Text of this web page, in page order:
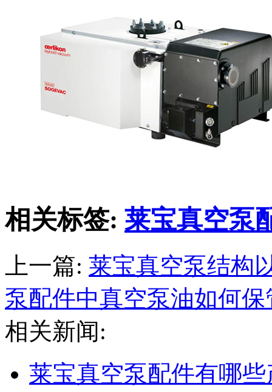
相关标签: 莱宝真空泵
上一篇: 莱宝真空泵结构
泵配件​中真空泵油如何保
相关新闻:
莱宝真空泵配件有哪